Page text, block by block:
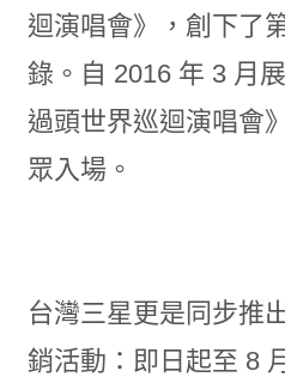
迴演唱會》，創下了
錄。自 2016 年 3 月
過頭世界巡迴演唱會
眾入場。
台灣三星更是同步推
銷活動：即日起至 8